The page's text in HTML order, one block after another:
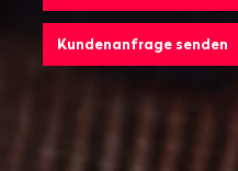
Kundenanfrage senden